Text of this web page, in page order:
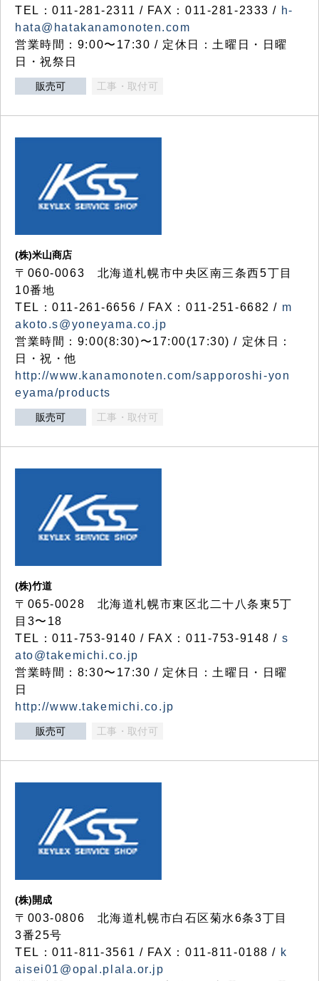
TEL：011-281-2311 / FAX：011-281-2333 / h-
hata@hatakanamonoten.com
営業時間：9:00〜17:30 / 定休日：土曜日・日曜
日・祝祭日
販売可 工事・取付可
(株)米山商店
〒060-0063 北海道札幌市中央区南三条西5丁目
10番地
TEL：011-261-6656 / FAX：011-251-6682 / m
akoto.s@yoneyama.co.jp
営業時間：9:00(8:30)〜17:00(17:30) / 定休日：
日・祝・他
http://www.kanamonoten.com/sapporoshi-yon
eyama/products
販売可 工事・取付可
(株)竹道
〒065-0028 北海道札幌市東区北二十八条東5丁
目3〜18
TEL：011-753-9140 / FAX：011-753-9148 / s
ato@takemichi.co.jp
営業時間：8:30〜17:30 / 定休日：土曜日・日曜
日
http://www.takemichi.co.jp
販売可 工事・取付可
(株)開成
〒003-0806 北海道札幌市白石区菊水6条3丁目
3番25号
TEL：011-811-3561 / FAX：011-811-0188 / k
aisei01@opal.plala.or.jp